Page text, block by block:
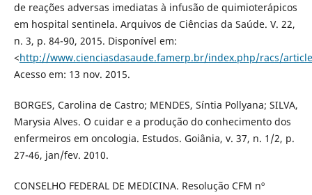
de reações adversas imediatas à infusão de quimioterápicos
em hospital sentinela. Arquivos de Ciências da Saúde. V. 22,
n. 3, p. 84-90, 2015. Disponível em:
<http://www.cienciasdasaude.famerp.br/index.php/racs/
Acesso em: 13 nov. 2015.
BORGES, Carolina de Castro; MENDES, Síntia Pollyana; SILVA,
Marysia Alves. O cuidar e a produção do conhecimento dos
enfermeiros em oncologia. Estudos. Goiânia, v. 37, n. 1/2, p.
27-46, jan/fev. 2010.
CONSELHO FEDERAL DE MEDICINA. Resolução CFM nº